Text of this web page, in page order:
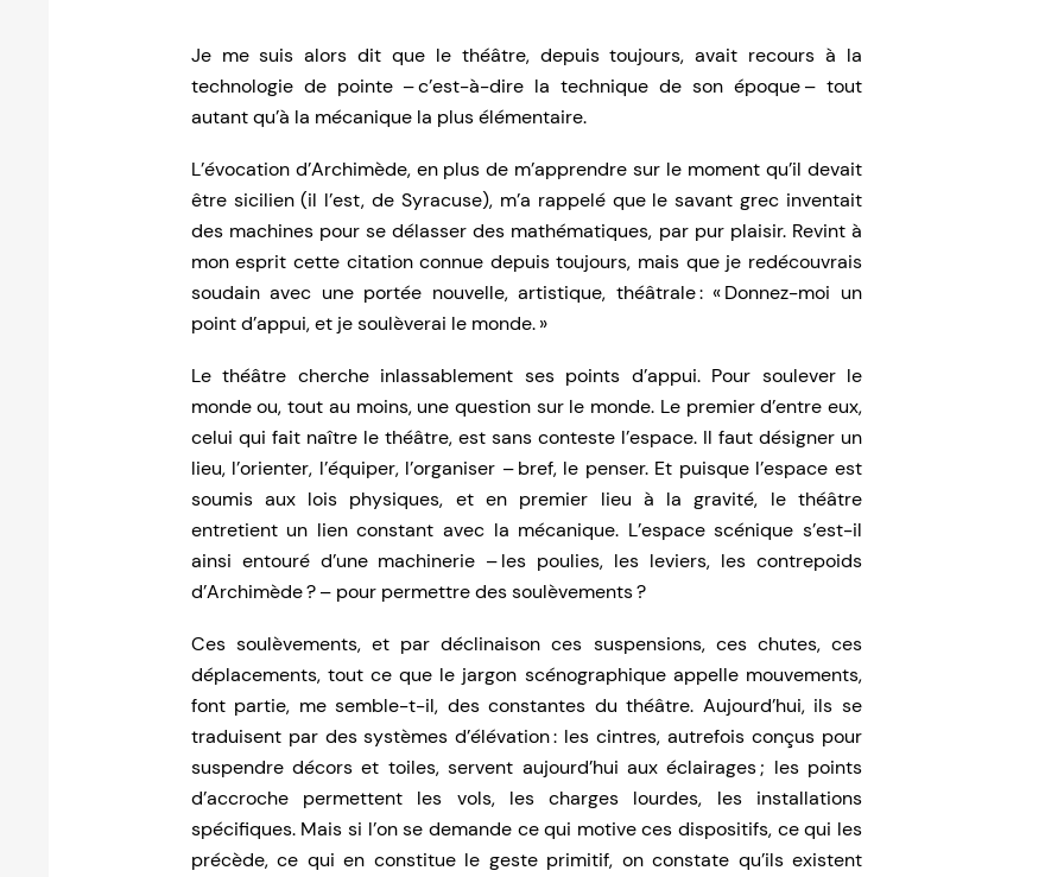
Je me suis alors dit que le théâtre, depuis toujours, avait recours à la
technologie de pointe – c’est-à-dire la technique de son époque – tout
autant qu’à la mécanique la plus élémentaire.
L’évocation d’Archimède, en plus de m’apprendre sur le moment qu’il devait
être sicilien (il l’est, de Syracuse), m’a rappelé que le savant grec inventait
des machines pour se délasser des mathématiques, par pur plaisir. Revint à
mon esprit cette citation connue depuis toujours, mais que je redécouvrais
soudain avec une portée nouvelle, artistique, théâtrale : « Donnez-moi un
point d’appui, et je soulèverai le monde. »
Le théâtre cherche inlassablement ses points d’appui. Pour soulever le
monde ou, tout au moins, une question sur le monde. Le premier d’entre eux,
celui qui fait naître le théâtre, est sans conteste l’espace. Il faut désigner un
lieu, l’orienter, l’équiper, l’organiser – bref, le penser. Et puisque l’espace est
soumis aux lois physiques, et en premier lieu à la gravité, le théâtre
entretient un lien constant avec la mécanique. L’espace scénique s’est-il
ainsi entouré d’une machinerie – les poulies, les leviers, les contrepoids
d’Archimède ? – pour permettre des soulèvements ?
Ces soulèvements, et par déclinaison ces suspensions, ces chutes, ces
déplacements, tout ce que le jargon scénographique appelle mouvements,
font partie, me semble-t-il, des constantes du théâtre. Aujourd’hui, ils se
traduisent par des systèmes d’élévation : les cintres, autrefois conçus pour
suspendre décors et toiles, servent aujourd’hui aux éclairages ; les points
d’accroche permettent les vols, les charges lourdes, les installations
spécifiques. Mais si l’on se demande ce qui motive ces dispositifs, ce qui les
précède, ce qui en constitue le geste primitif, on constate qu’ils existent